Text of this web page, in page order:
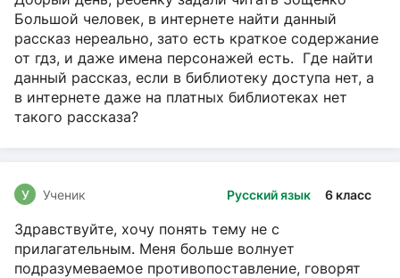
Большой человек, в интернете найти данный
рассказ нереально, зато есть краткое содержание
от гдз, и даже имена персонажей есть. Где найти
данный рассказ, если в библиотеку доступа нет, а
в интернете даже на платных библиотеках нет
такого рассказа?
Русский язык 6 класс
У Ученик
Здравствуйте, хочу понять тему не с
прилагательным. Меня больше волнует
подразумеваемое противопоставление, говорят